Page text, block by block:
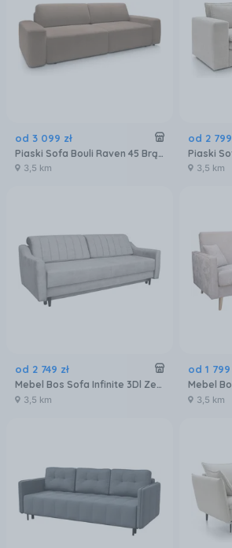
od 3 099 zł
Piaski Sofa Bouli Raven 45 Brązowa
3,5 km
od 2 799
3,5 km
od 2 749 zł
Mebel Bos Sofa Infinite 3Dl Zetta 293 Czarna Szara 100471879
3,5 km
od 1 799
3,5 km